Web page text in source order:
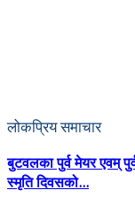
लोकप्रिय समाचार
बुटवलका पुर्व मेयर एवम्
स्मृति दिवसको...